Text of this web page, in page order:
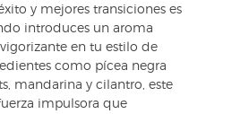
y mejores transiciones es
introduces un aroma
en tu estilo de
como pícea negra
mandarina y cilantro, este
impulsora que